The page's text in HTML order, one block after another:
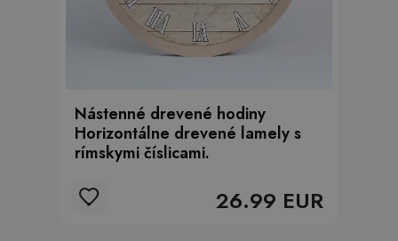
Nástenné drevené hodiny
Horizontálne drevené lamely s
rímskymi číslicami.
26.99 EUR